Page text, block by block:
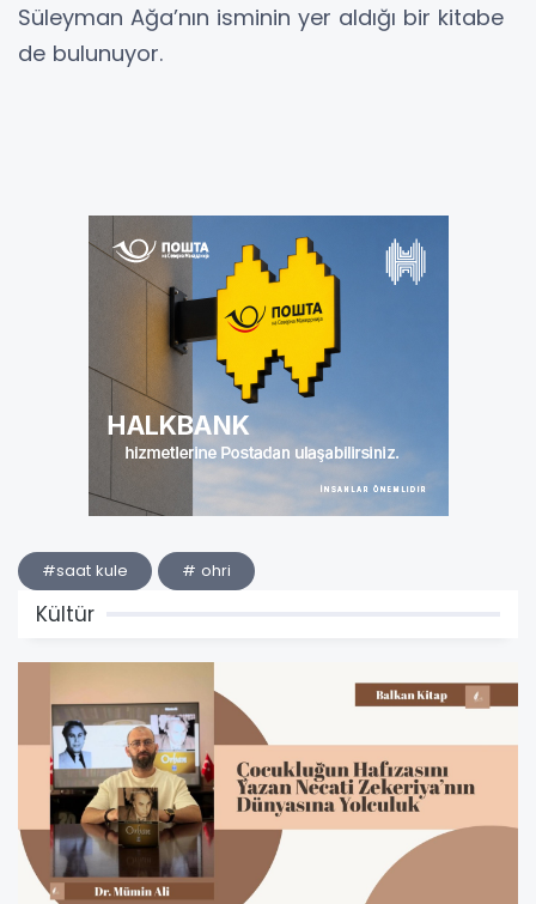
Süleyman Ağa’nın isminin yer aldığı bir kitabe
de bulunuyor.
#saat kule # ohri
Kültür